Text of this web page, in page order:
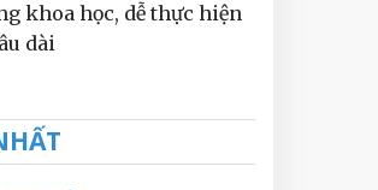
khoa học, dễ thực hiện
dài